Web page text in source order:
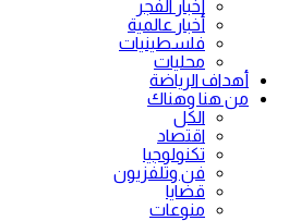
أخبار الفجر
أخبار عالمية
فلسطينيات
محليات
أهداف الرياضة
من هنا وهناك
الكل
اقتصاد
تكنولوجيا
فن وتلفزيون
قضايا
منوعات